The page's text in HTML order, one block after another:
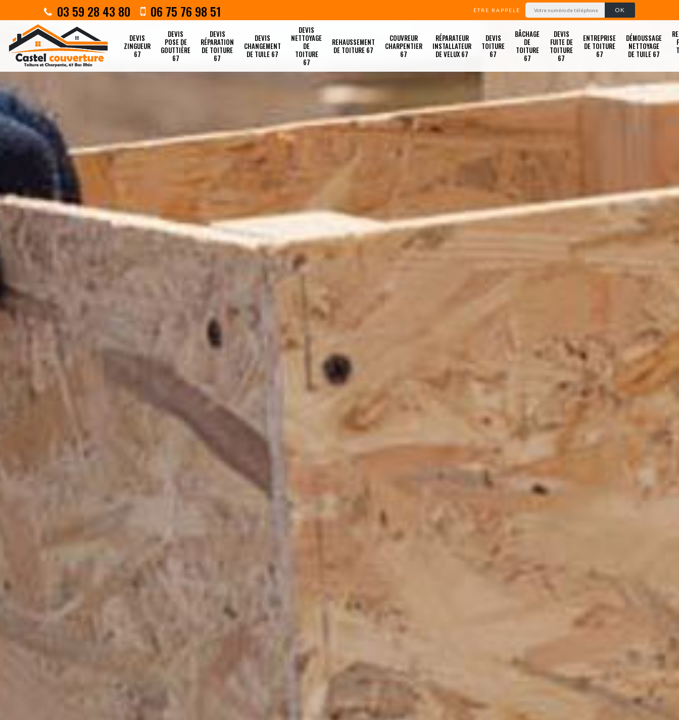
03 59 28 43 80 06 75 76 98 51 ÊTRE RAPPELÉ
DEVIS
ZINGUEUR
67
DEVIS
POSE DE
GOUTTIÈRE
67
DEVIS
RÉPARATION
DE TOITURE
67
DEVIS
CHANGEMENT
DE TUILE 67
DEVIS
NETTOYAGE
DE
TOITURE
67
REHAUSSEMENT
DE TOITURE 67
COUVREUR
CHARPENTIER
67
RÉPARATEUR
INSTALLATEUR
DE VELUX 67
DEVIS
TOITURE
67
BÂCHAGE
DE
TOITURE
67
DEVIS
FUITE DE
TOITURE
67
ENTREPRISE
DE TOITURE
67
DÉMOUSSAGE
NETTOYAGE
DE TUILE 67